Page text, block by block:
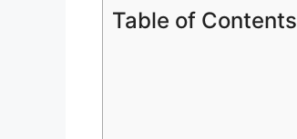
Table of Contents